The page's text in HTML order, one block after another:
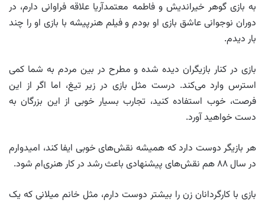
به بازی گوهر خیراندیش و فاطمه معتمدآریا علاقه فراوانی دارم، در
دوران نوجوانی عاشق بازی او بودم و فیلم هنرپیشه با بازی او را چند
بار دیدم.
بازی در کنار بازیگران دیده شده و مطرح در بین مردم به شما کمی
استرس وارد می‌کند. درست مثل بازی در زیر تیغ، اما اگر از این
فرصت، خوب استفاده کنید، تجارب بسیار خوبی از این بزرگان به
دست خواهید آورد.
هر بازیگر دوست دارد که همیشه نقش‌های خوبی ایفا کند، امیدوارم
در سال ۸۸ هم نقش‌های پیشنهادی باعث رشد در کار هنری‌ام شود.
بازی با کارگردانان زن را بیشتر دوست دارم، مثل خانم میلانی که یک